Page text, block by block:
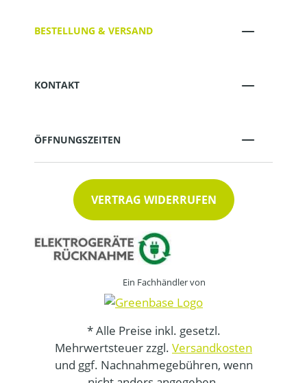
BESTELLUNG & VERSAND
KONTAKT
ÖFFNUNGSZEITEN
VERTRAG WIDERRUFEN
Ein Fachhändler von
* Alle Preise inkl. gesetzl.
Mehrwertsteuer zzgl. Versandkosten
und ggf. Nachnahmegebühren, wenn